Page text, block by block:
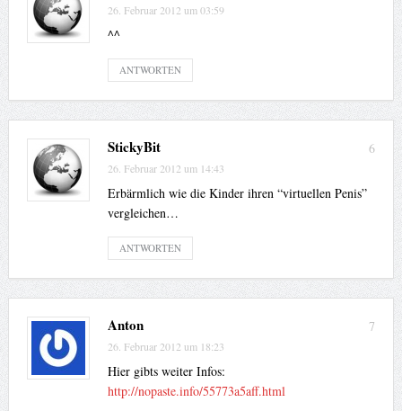
26. Februar 2012 um 03:59
^^
ANTWORTEN
6
StickyBit
26. Februar 2012 um 14:43
Erbärmlich wie die Kinder ihren “virtuellen Penis”
vergleichen…
ANTWORTEN
7
Anton
26. Februar 2012 um 18:23
Hier gibts weiter Infos:
http://nopaste.info/55773a5aff.html